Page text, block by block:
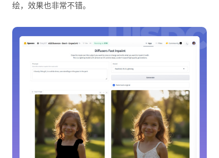
绘，效果也非常不错。